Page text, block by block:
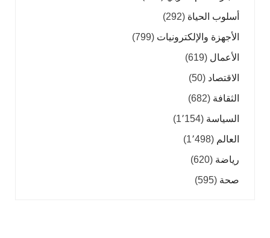
أسلوب الحياة (292)
الأجهزة والإلكترونيات (799)
الأعمال (619)
الاقتصاد (50)
الثقافة (682)
السياسة (1٬154)
العالم (1٬498)
رياضة (620)
صحة (595)